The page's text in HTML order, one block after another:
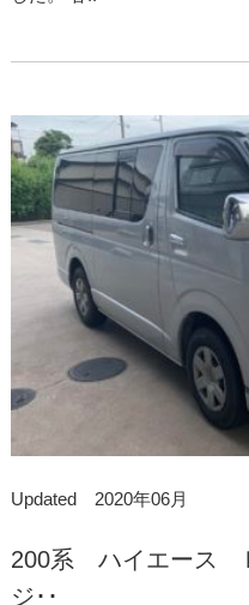
Updated 2020年06月
200系 ハイエース
ジ･･